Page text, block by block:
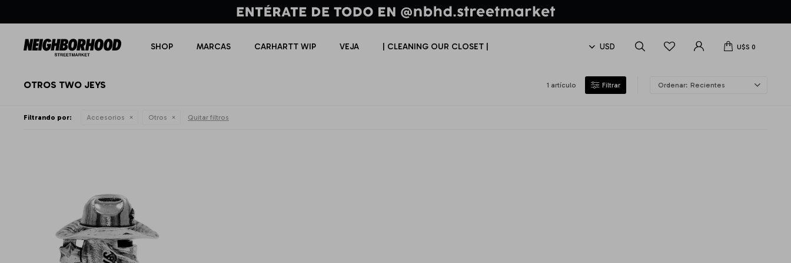
SHOP MARCAS CARHARTT WIP VEJA | CLEANING OUR CLOSET | U$S 0
OTROS TWO JEYS 1 artículo Recientes
Filtrando por: Accesorios Otros Quitar filtros